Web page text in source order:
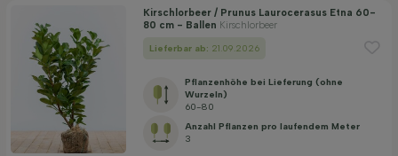
Preis
Kirschlorbeer / Prunus Laurocerasus Etna 60-
80 cm - Ballen Kirschlorbeer
Lieferbar ab: 21.09.2026
Pflanzenhöhe bei Lieferung (ohne
Wurzeln)
60-80
Anzahl Pflanzen pro laufendem Meter
3